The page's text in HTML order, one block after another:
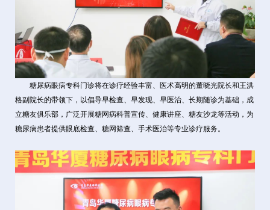
糖尿病眼病专科门诊将在诊疗经验丰富、医术高明的董晓光院长和王洪
格副院长的带领下，以倡导早检查、早发现、早医治、长期随诊为基础，成
立糖友俱乐部，广泛开展糖网病科普宣传、健康讲座、糖友沙龙等活动，为
糖尿病患者提供眼底检查、糖网筛查、手术医治等专业诊疗服务。